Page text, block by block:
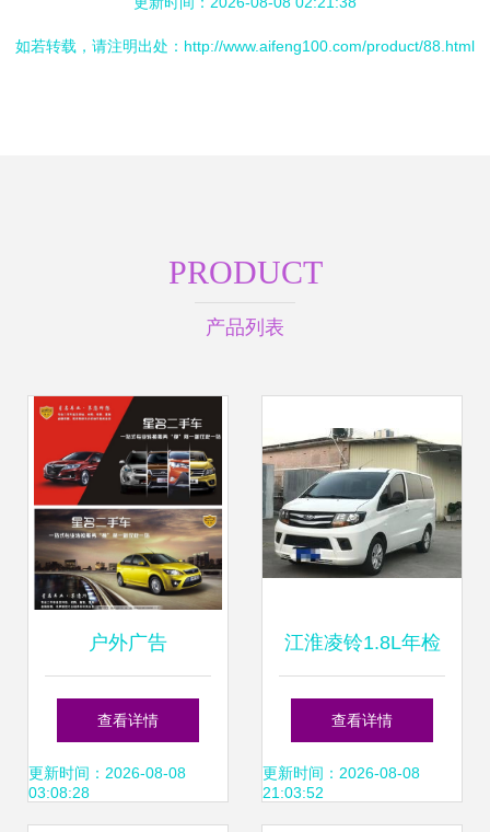
如若转载，请注明出处：http://www.aifeng100.com/product/88.html
PRODUCT
产品列表
户外广告
查看详情
更新时间：2026-08-08
03:08:28
江淮凌铃1.8L年检
指南 从准备到通过
全攻略
查看详情
更新时间：2026-08-08
21:03:52